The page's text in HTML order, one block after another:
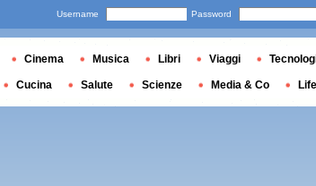
Username Password
Cinema Musica Libri Viaggi
Cucina Salute Scienze Media & Co